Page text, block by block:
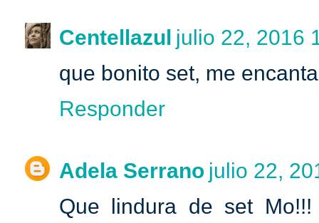
Centellazul julio 22, 2016
que bonito set, me
Responder
Adela Serrano julio 22,
Que lindura de set